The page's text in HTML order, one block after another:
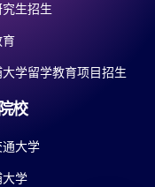
生招生
育
学留学教育项目招生
校
大学
大学